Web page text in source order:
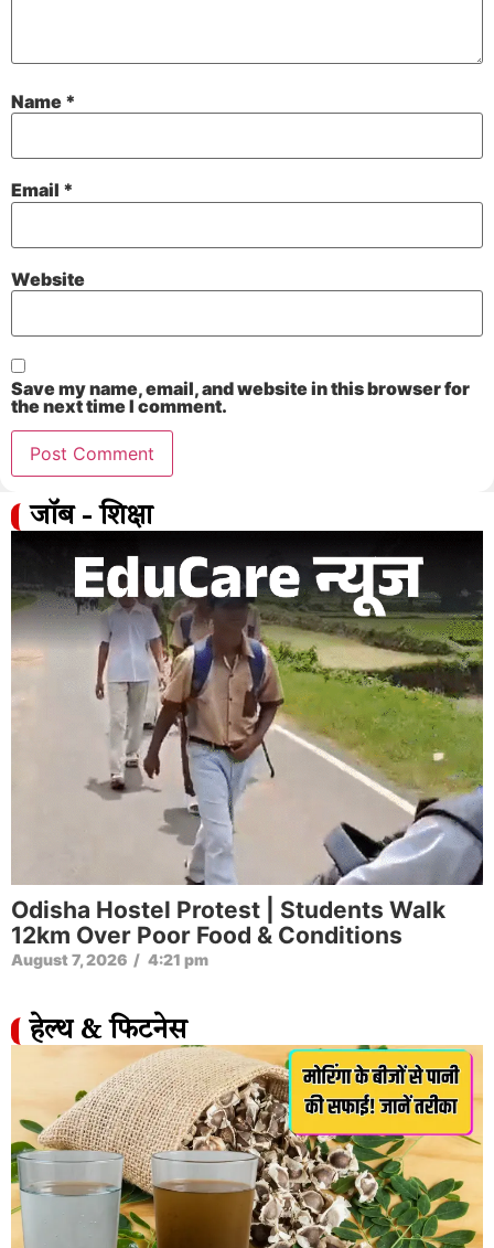
Name *
Email *
Website
Save my name, email, and website in this browser for
the next time I comment.
जॉब - शिक्षा
Odisha Hostel Protest | Students Walk
12km Over Poor Food & Conditions
August 7, 2026 / 4:21 pm
हेल्थ & फिटनेस